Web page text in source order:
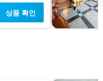
상품 확인